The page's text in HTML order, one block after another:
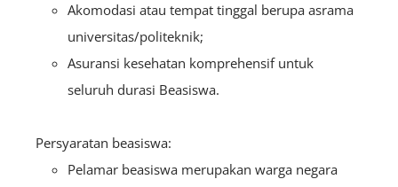
Akomodasi atau tempat tinggal berupa asrama
universitas/politeknik;
Asuransi kesehatan komprehensif untuk
seluruh durasi Beasiswa.
Persyaratan beasiswa:
Pelamar beasiswa merupakan warga negara